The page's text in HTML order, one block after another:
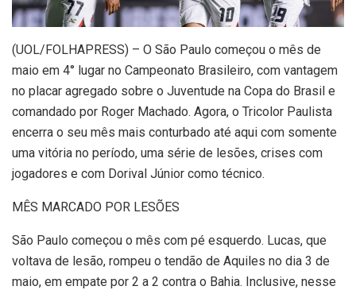
(UOL/FOLHAPRESS) – O São Paulo começou o mês de
maio em 4° lugar no Campeonato Brasileiro, com vantagem
no placar agregado sobre o Juventude na Copa do Brasil e
comandado por Roger Machado. Agora, o Tricolor Paulista
encerra o seu mês mais conturbado até aqui com somente
uma vitória no período, uma série de lesões, crises com
jogadores e com Dorival Júnior como técnico.
MÊS MARCADO POR LESÕES
São Paulo começou o mês com pé esquerdo. Lucas, que
voltava de lesão, rompeu o tendão de Aquiles no dia 3 de
maio, em empate por 2 a 2 contra o Bahia. Inclusive, nesse